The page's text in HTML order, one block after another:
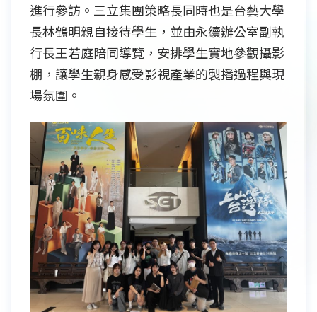
進行參訪。三立集團策略長同時也是台藝大學
長林鶴明親自接待學生，並由永續辦公室副執
行長王若庭陪同導覽，安排學生實地參觀攝影
棚，讓學生親身感受影視產業的製播過程與現
場氛圍。